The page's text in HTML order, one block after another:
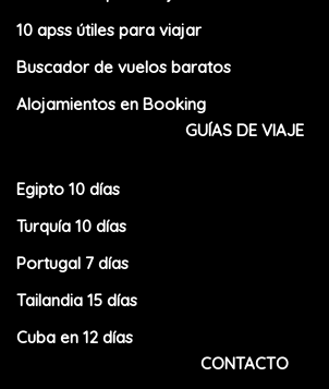
10 apss útiles para viajar
Buscador de vuelos baratos
Alojamientos en Booking
GUÍAS DE VIAJE
Egipto 10 días
Turquía 10 días
Portugal 7 días
Tailandia 15 días
Cuba en 12 días
CONTACTO